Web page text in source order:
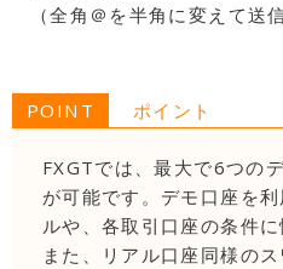
（全角＠を半角に変えて送
POINT ポイント
FXGTでは、最大で6つの
が可能です。デモ口座を
ルや、各取引口座の条件に
また、リアル口座同様の